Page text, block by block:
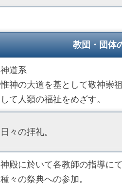
教団・団体
神道系
惟神の大道を基として敬神崇
して人類の福祉をめざす。
日々の拝礼。
神殿に於いて各教師の指導に
種々の祭典への参加。